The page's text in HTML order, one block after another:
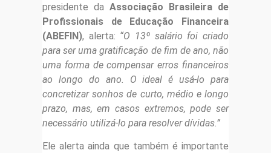
presidente da Associação Brasileira de
Profissionais de Educação Financeira
(ABEFIN), alerta: “O 13º salário foi criado
para ser uma gratificação de fim de ano, não
uma forma de compensar erros financeiros
ao longo do ano. O ideal é usá-lo para
concretizar sonhos de curto, médio e longo
prazo, mas, em casos extremos, pode ser
necessário utilizá-lo para resolver dívidas.”
Ele alerta ainda que também é importante